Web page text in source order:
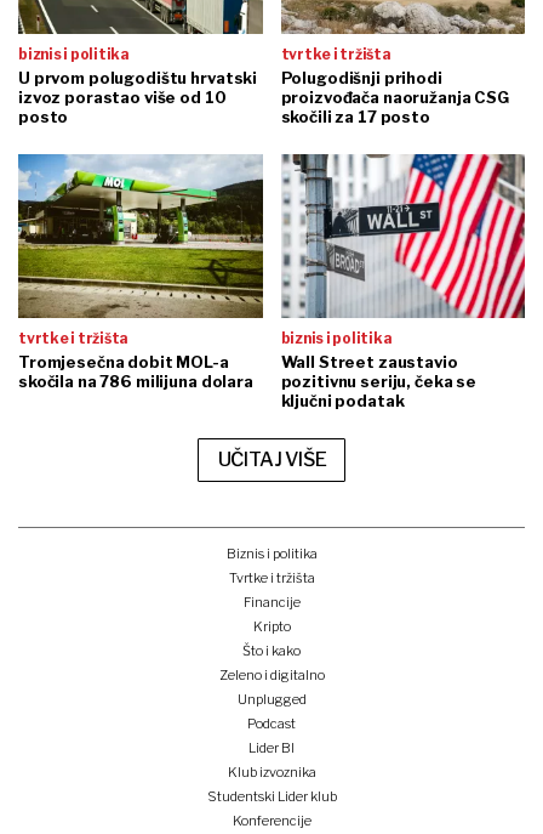
biznis i politika
U prvom polugodištu hrvatski
izvoz porastao više od 10
posto
tvrtke i tržišta
Polugodišnji prihodi
proizvođača naoružanja CSG
skočili za 17 posto
tvrtke i tržišta
Tromjesečna dobit MOL-a
skočila na 786 milijuna dolara
biznis i politika
Wall Street zaustavio
pozitivnu seriju, čeka se
ključni podatak
UČITAJ VIŠE
Biznis i politika
Tvrtke i tržišta
Financije
Kripto
Što i kako
Zeleno i digitalno
Unplugged
Podcast
Lider BI
Klub izvoznika
Studentski Lider klub
Konferencije